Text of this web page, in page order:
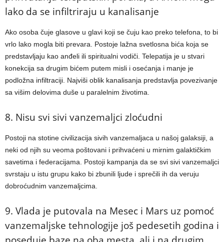
lako da se infiltriraju u kanalisanje
Ako osoba čuje glasove u glavi koji se čuju kao preko telefona, to bi
vrlo lako mogla biti prevara. Postoje lažna svetlosna bića koja se
predstavljaju kao anđeli ili spiritualni vodiči. Telepatija je u stvari
konekcija sa drugim bićem putem misli i osećanja i manje je
podložna infiltraciji. Najviši oblik kanalisanja predstavlja povezivanje
sa višim delovima duše u paralelnim životima.
8. Nisu svi sivi vanzemaljci zloćudni
Postoji na stotine civilizacija sivih vanzemaljaca u našoj galaksiji, a
neki od njih su veoma poštovani i prihvaćeni u mirnim galaktičkim
savetima i federacijama. Postoji kampanja da se svi sivi vanzemaljci
svrstaju u istu grupu kako bi zbunili ljude i sprečili ih da veruju
dobroćudnim vanzemaljcima.
9. Vlada je putovala na Mesec i Mars uz pomoć
vanzemaljske tehnologije još pedesetih godina i